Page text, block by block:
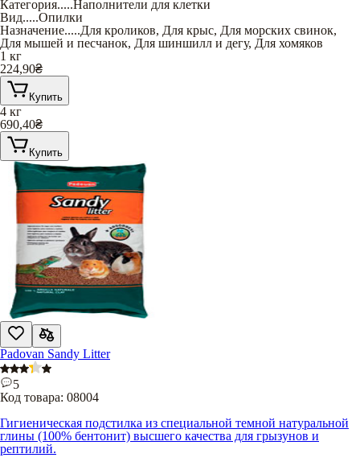
Категория.....Наполнители для клетки
Вид.....Опилки
Назначение.....Для кроликов, Для крыс, Для морских свинок,
Для мышей и песчанок, Для шиншилл и дегу, Для хомяков
1 кг
224,90₴
Купить
4 кг
690,40₴
Купить
Padovan Sandy Litter
5
Код товара: 08004
Гигиеническая подстилка из специальной темной натуральной
глины (100% бентонит) высшего качества для грызунов и
рептилий.